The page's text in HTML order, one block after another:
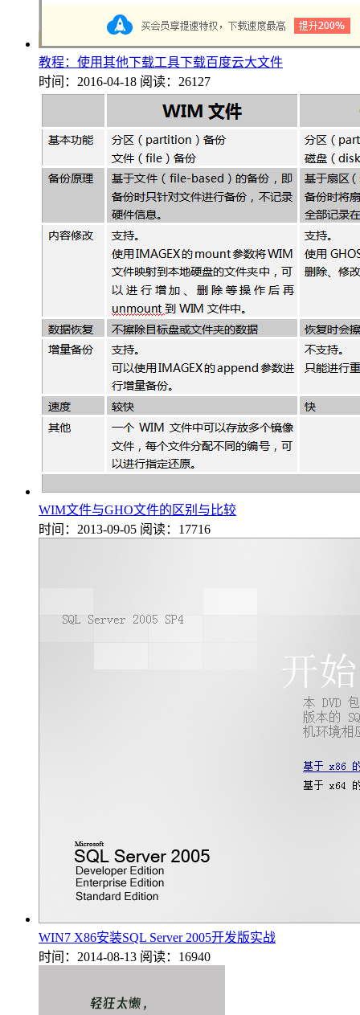
教程：使用其他下载工具下载百度云大文件
时间：2016-04-18 阅读：26127
WIM文件与GHO文件的区别与比较
时间：2013-09-05 阅读：17716
WIN7 X86安装SQL Server 2005开发版实战
时间：2014-08-13 阅读：16940